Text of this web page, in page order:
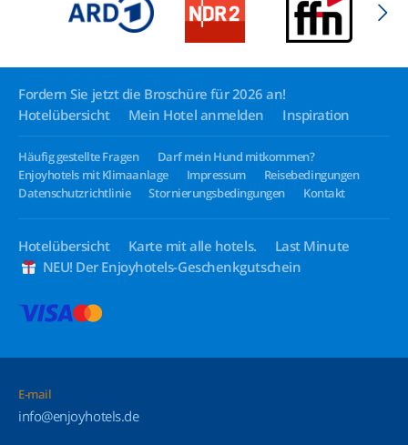
Fordern Sie jetzt die Broschüre für 2026 an!
Hotelübersicht
Mein Hotel anmelden Inspiration
Häufig gestellte Fragen
Darf mein Hund mitkommen?
Enjoyhotels mit Klimaanlage
Impressum
Reisebedingungen
Datenschutzrichtlinie
Stornierungsbedingungen Kontakt
Hotelübersicht Karte mit alle hotels.
Last Minute
NEU! Der Enjoyhotels-Geschenkgutschein
E-mail
info@enjoyhotels.de